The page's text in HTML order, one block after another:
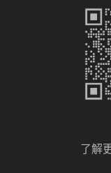
了解